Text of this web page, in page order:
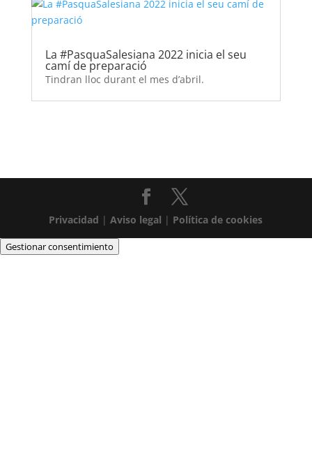
La #PasquaSalesiana 2022 inicia el seu
camí de preparació
Tindran lloc durant el mes d’abril.
Privacidad |Aviso legal | Política de cookies
Gestionar consentimiento